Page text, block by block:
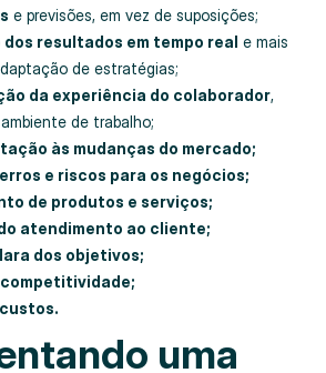
e previsões, em vez de suposições;
resultados em tempo real e mais
de estratégias;
da experiência do colaborador,
de trabalho;
às mudanças do mercado;
e riscos para os negócios;
de produtos e serviços;
atendimento ao cliente;
dos objetivos;
uma